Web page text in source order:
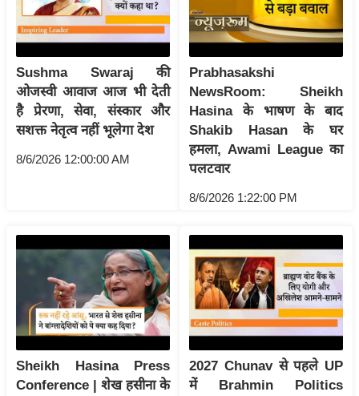
ब्यू
टी
/
फै
श
न
घ
रे
प
स्थ
ल
फि
Sushma Swaraj की
ओजस्वी आवाज आज भी देती
है प्रेरणा, सेवा, संस्कार और
सशक्त नेतृत्व नहीं भूलेगा देश
8/6/2026 12:00:00 AM
Prabhasakshi
NewsRoom: Sheikh
Hasina के भाषण के बाद
Shakib Hasan के घर
हमला, Awami League का
पलटवार
8/6/2026 1:22:00 PM
Sheikh Hasina Press
Conference | शेख हसीना के
2027 Chunav से पहले UP
में Brahmin Politics